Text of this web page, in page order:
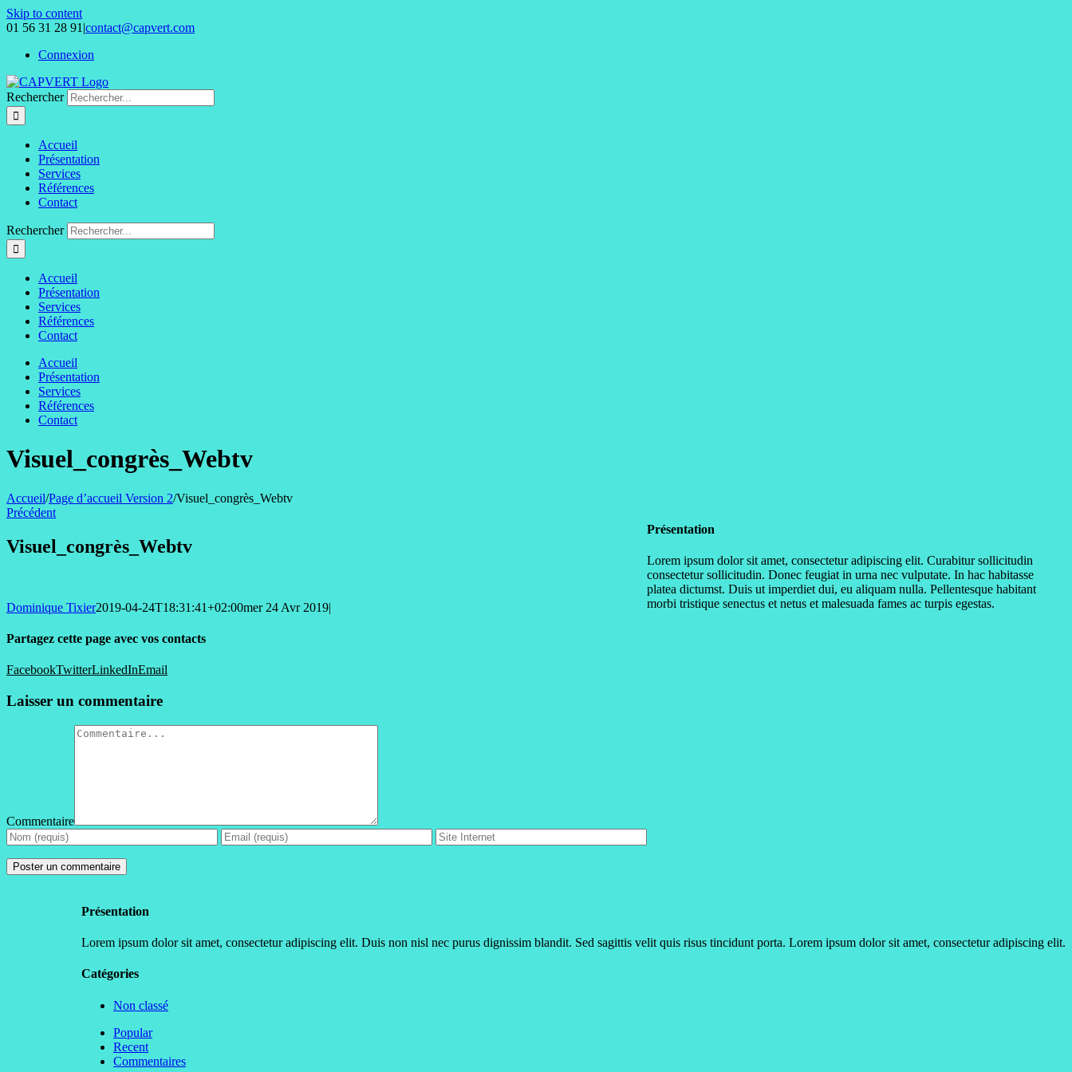
Skip to content
01 56 31 28 91 |contact@capvert.com
Connexion
Rechercher
Accueil
Présentation
Services
Références
Contact
Rechercher
Accueil
Présentation
Services
Références
Contact
Accueil
Présentation
Services
Références
Contact
Visuel_congrès_Webtv
Accueil/Page d’accueil Version 2/Visuel_congrès_Webtv
Précédent
Visuel_congrès_Webtv
Dominique Tixier2019-04-24T18:31:41+02:00mer 24 Avr 2019|
Partagez cette page avec vos contacts
FacebookTwitterLinkedInEmail
Laisser un commentaire
Commentaire
Présentation
Lorem ipsum dolor sit amet, consectetur adipiscing elit. Duis non nisl nec purus dignissim blandit. Sed sagittis velit quis risus tincidunt porta. Lorem ipsum dolor sit amet, consectetur adipiscing elit.
Catégories
Non classé
Popular
Recent
Commentaires
Présentation
Lorem ipsum dolor sit amet, consectetur adipiscing elit. Curabitur sollicitudin
consectetur sollicitudin. Donec feugiat in urna nec vulputate. In hac habitasse
platea dictumst. Duis ut imperdiet dui, eu aliquam nulla. Pellentesque habitant
morbi tristique senectus et netus et malesuada fames ac turpis egestas.